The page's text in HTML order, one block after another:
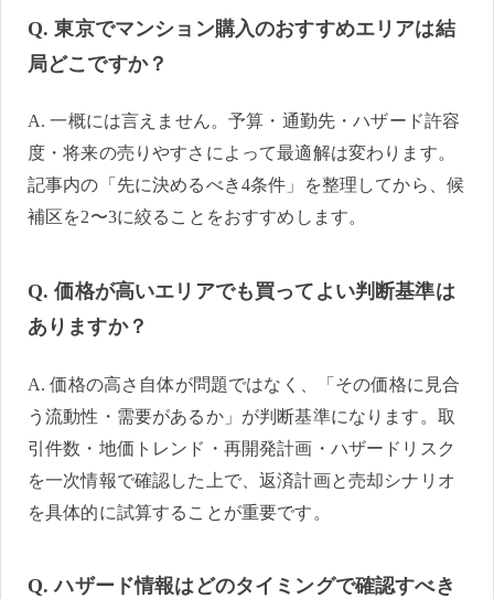
Q. 東京でマンション購入のおすすめエリアは結
局どこですか？
A. 一概には言えません。予算・通勤先・ハザード許容
度・将来の売りやすさによって最適解は変わります。
記事内の「先に決めるべき4条件」を整理してから、候
補区を2〜3に絞ることをおすすめします。
Q. 価格が高いエリアでも買ってよい判断基準は
ありますか？
A. 価格の高さ自体が問題ではなく、「その価格に見合
う流動性・需要があるか」が判断基準になります。取
引件数・地価トレンド・再開発計画・ハザードリスク
を一次情報で確認した上で、返済計画と売却シナリオ
を具体的に試算することが重要です。
Q. ハザード情報はどのタイミングで確認すべき